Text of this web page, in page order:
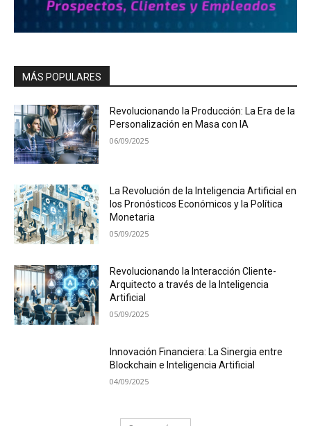
MÁS POPULARES
Revolucionando la Producción: La Era de la
Personalización en Masa con IA
06/09/2025
La Revolución de la Inteligencia Artificial en
los Pronósticos Económicos y la Política
Monetaria
05/09/2025
Revolucionando la Interacción Cliente-
Arquitecto a través de la Inteligencia
Artificial
05/09/2025
Innovación Financiera: La Sinergia entre
Blockchain e Inteligencia Artificial
04/09/2025